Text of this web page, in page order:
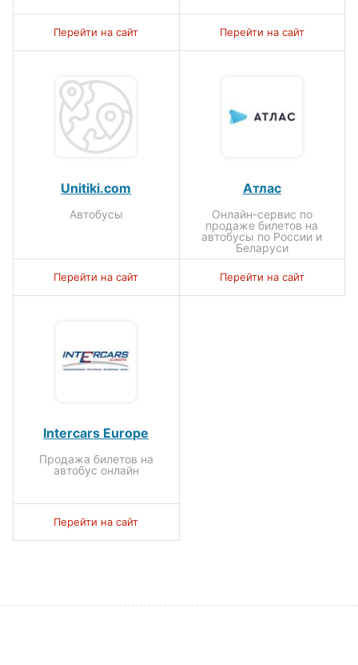
Перейти на сайт Перейти на сайт
Unitiki.com
Автобусы
Перейти на сайт
Атлас
Онлайн-сервис по
продаже билетов на
автобусы по России и
Беларуси
Перейти на сайт
Intercars Europe
Продажа билетов на
автобус онлайн
Перейти на сайт